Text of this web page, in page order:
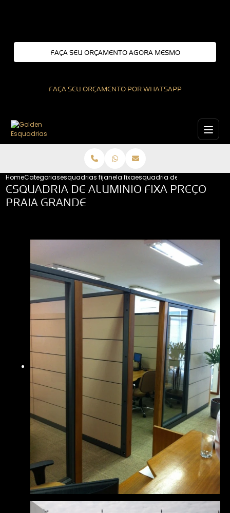
FAÇA SEU ORÇAMENTO AGORA MESMO
FAÇA SEU ORÇAMENTO POR WHATSAPP
HomeCategoriasesquadrias fixasjanela fixaesquadria de aluminio fixa
ESQUADRIA DE ALUMINIO FIXA PREÇO
PRAIA GRANDE